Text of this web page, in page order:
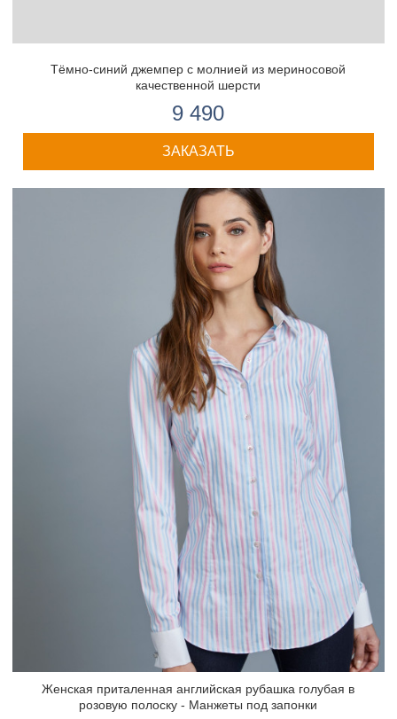
Тёмно-синий джемпер с молнией из мериносовой
качественной шерсти
9 490
ЗАКАЗАТЬ
Женская приталенная английская рубашка голубая в
розовую полоску - Манжеты под запонки